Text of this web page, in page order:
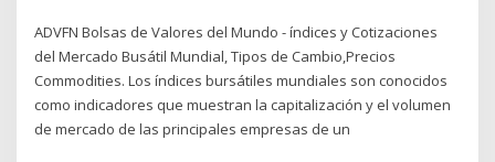
ADVFN Bolsas de Valores del Mundo - índices y Cotizaciones
del Mercado Busátil Mundial, Tipos de Cambio,Precios
Commodities. Los índices bursátiles mundiales son conocidos
como indicadores que muestran la capitalización y el volumen
de mercado de las principales empresas de un